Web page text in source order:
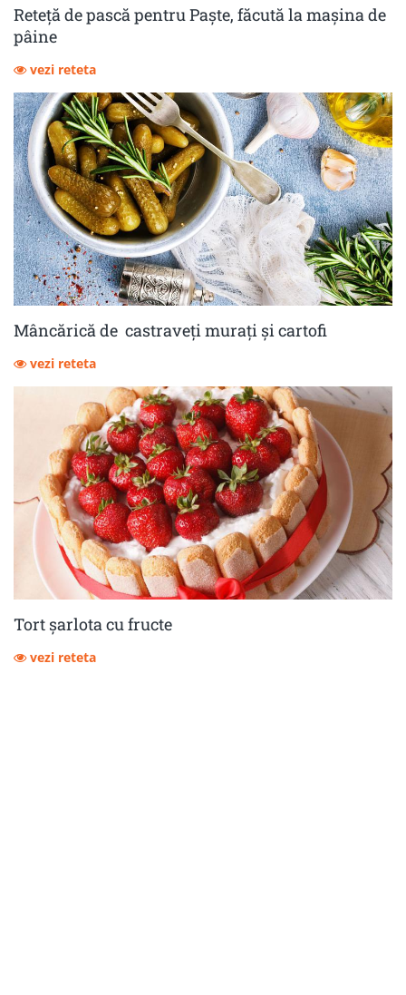
Reteță de pască pentru Paște, făcută la mașina de
pâine
vezi reteta
Mâncărică de castraveţi muraţi şi cartofi
vezi reteta
Tort șarlota cu fructe
vezi reteta